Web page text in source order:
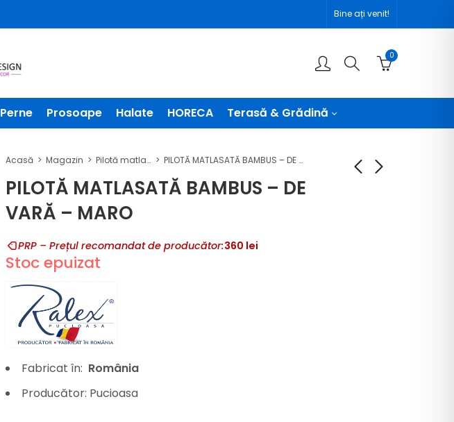
Bine ați venit!
0
Perne Prosoape Halate HORECA Terasă & Grădină
Acasă Magazin Pilotă matlasată bambus - de vară PILOTĂ MATLASATĂ BAMBUS – DE VARĂ – MARO
PILOTĂ MATLASATĂ BAMBUS – DE
VARĂ – MARO
PRP – Prețul recomandat de producător:360 lei
Stoc epuizat
Fabricat în: România
Producător: Pucioasa